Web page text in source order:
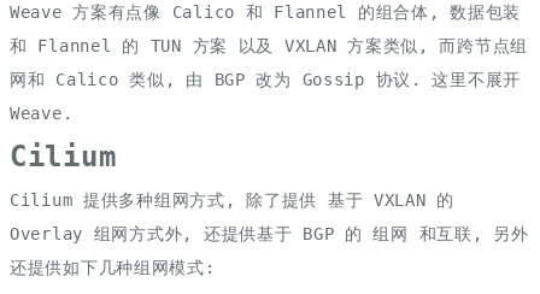
Weave 方案有点像 Calico 和 Flannel 的组合体, 数据包装
和 Flannel 的 TUN 方案 以及 VXLAN 方案类似, 而跨节点组
网和 Calico 类似, 由 BGP 改为 Gossip 协议. 这里不展开
Weave.
Cilium
Cilium 提供多种组网方式, 除了提供 基于 VXLAN 的
Overlay 组网方式外, 还提供基于 BGP 的 组网 和互联, 另外
还提供如下几种组网模式: